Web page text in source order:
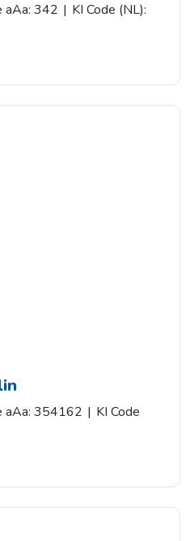
aAa: 342 | KI Code (NL):
aAa: 354162 | KI Code